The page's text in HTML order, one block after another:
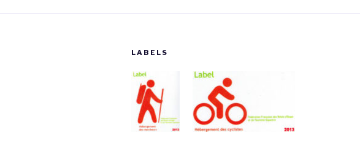
LABELS